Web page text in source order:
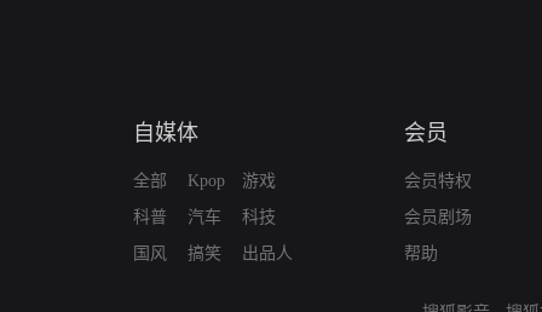
自媒体
全部
科普
国风
Kpop
汽车
搞笑
游戏
科技
出品人
会员
会员特权
会员剧场
帮助